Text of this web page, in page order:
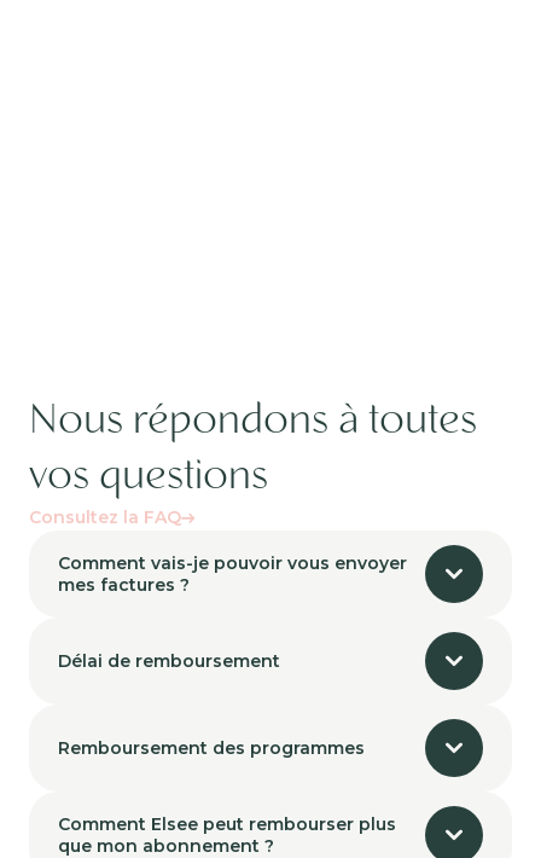
Nous répondons à toutes
vos questions
Consultez la FAQ
Comment vais-je pouvoir vous envoyer
mes factures ?
Délai de remboursement
Remboursement des programmes
Comment Elsee peut rembourser plus
que mon abonnement ?